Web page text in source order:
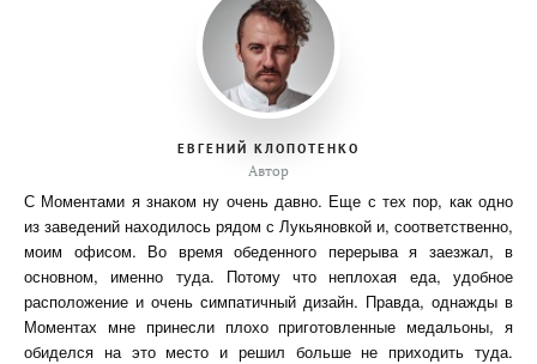
ЕВГЕНИЙ КЛОПОТЕНКО
Автор
С Моментами я знаком ну очень давно. Еще с тех пор, как одно
из заведений находилось рядом с Лукьяновкой и, соответственно,
моим офисом. Во время обеденного перерыва я заезжал, в
основном, именно туда. Потому что неплохая еда, удобное
расположение и очень симпатичный дизайн. Правда, однажды в
Моментах мне принесли плохо приготовленные медальоны, я
обиделся на это место и решил больше не приходить туда.